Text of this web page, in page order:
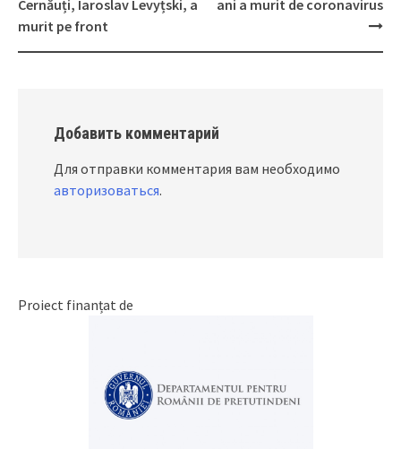
Post
navigation
Cernăuți, Iaroslav Levyțski, a
murit pe front
ani a murit de coronavirus
Добавить комментарий
Для отправки комментария вам необходимо
авторизоваться.
Proiect finanțat de